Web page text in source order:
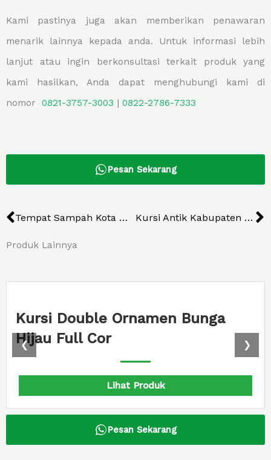
Kami pastinya juga akan memberikan penawaran
menarik lainnya kepada anda. Untuk informasi lebih
lanjut atau ingin berkonsultasi terkait produk yang
kami hasilkan, Anda dapat menghubungi kami di
nomor 0821-3757-3003 0822-2786-7333
Pesan Sekarang
Prev Tempat Sampah Kota Malang Kursi Antik Kabupaten Gresik
Produk Lainnya
❮ ❯
Kursi Double Ornamen Bunga
Hijau Full Cor
Lihat Produk
Pesan Sekarang